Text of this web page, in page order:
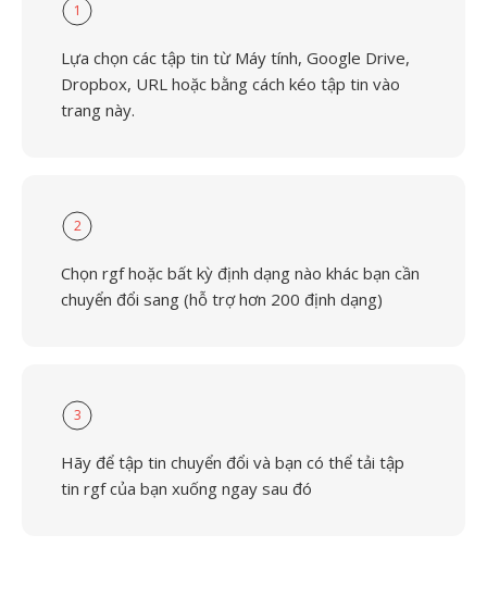
1
Lựa chọn các tập tin từ Máy tính, Google Drive,
Dropbox, URL hoặc bằng cách kéo tập tin vào
trang này.
2
Chọn rgf hoặc bất kỳ định dạng nào khác bạn cần
chuyển đổi sang (hỗ trợ hơn 200 định dạng)
3
Hãy để tập tin chuyển đổi và bạn có thể tải tập
tin rgf của bạn xuống ngay sau đó